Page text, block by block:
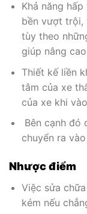
Khả năng
bền vượt trội,
tùy theo
giúp nâng
Thiết kế liền
tâm của xe
của xe khi
Bên cạnh đó
chuyển ra
Nhược điểm
Việc sửa
kém nếu